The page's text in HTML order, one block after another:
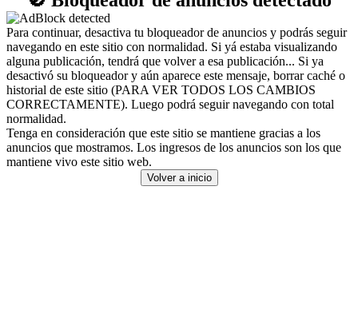
Para continuar, desactiva tu bloqueador de anuncios y podrás seguir
navegando en este sitio con normalidad. Si yá estaba visualizando
alguna publicación, tendrá que volver a esa publicación... Si ya
desactivó su bloqueador y aún aparece este mensaje, borrar caché o
historial de este sitio (PARA VER TODOS LOS CAMBIOS
CORRECTAMENTE). Luego podrá seguir navegando con total
normalidad.
Tenga en consideración que este sitio se mantiene gracias a los
anuncios que mostramos. Los ingresos de los anuncios son los que
mantiene vivo este sitio web.
Volver a inicio